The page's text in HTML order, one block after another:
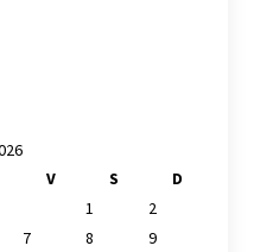
V S
D
1
2
7 8
9